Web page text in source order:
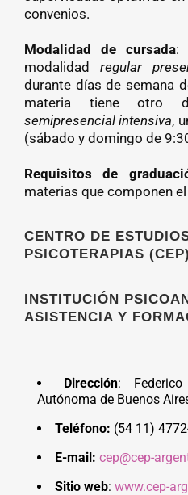
convenios.
Modalidad de cursada:
modalidadregular
durante días de semana
materia tiene otro
semipresencial intensiva,
(sábado y domingo de
Requisitos de
materias que componen
CENTRO DE
PSICOTERAPIAS (CEP)
INSTITUCIÓN
ASISTENCIA Y
Dirección:
Autónoma de Buenos
Teléfono: (54 11)
E-mail: cep@cep-
Sitio web: www.cep-